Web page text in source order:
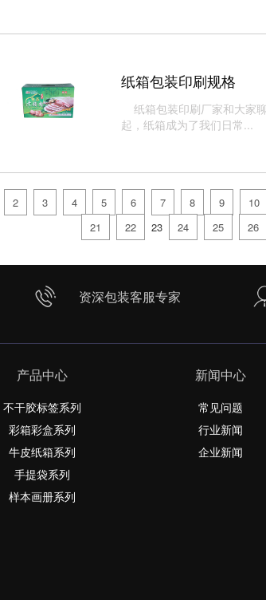
纸箱包装印刷规格
纸箱包装印刷厂家和大家
起，纸箱成为了我们日常...
2 3 4 5 6 7 8 9 10
21
22 23 24 25 26
资深包装客服专家
产品中心
不干胶标签系列
彩箱彩盒系列
牛皮纸箱系列
手提袋系列
样本画册系列
新闻中心
常见问题
行业新闻
企业新闻